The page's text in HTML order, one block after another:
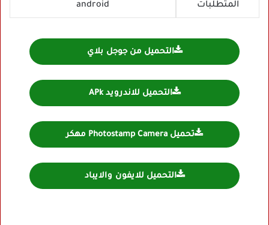
المتطلبات android
التحميل من جوجل بلاي
التحميل للاندرويد APk
تحميل Photostamp Camera مهكر
التحميل للايفون والايباد